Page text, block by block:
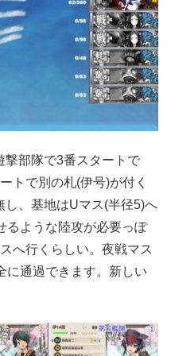
撃部隊で3番スタートで
トで別の札(伊号)が付く
し、基地はUマス(半径5)へ
るような陸攻が必要っぽ
へ行くらしい。夜戦マス
に通過できます。新しい